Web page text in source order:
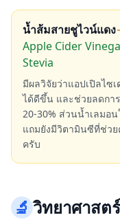
น้ำส้มสายชูไวน์แดง
Apple Cider
Stevia
มีผลวิจัยว่าแอปเปิลไซ
ได้ดีขึ้น และช่วยลดกา
20-30% ส่วนน้ำเลมอ
แถมยังมีวิตามินซีที่ช่ว
ครับ
🔬วิทยาศาสต